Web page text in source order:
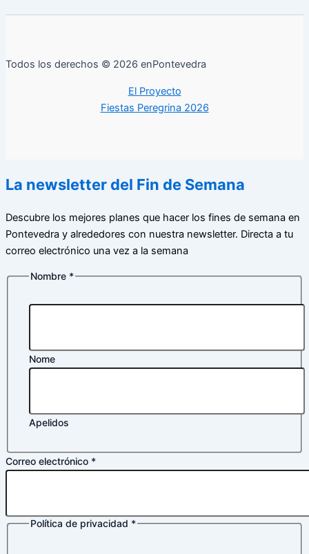
Todos los derechos © 2026 enPontevedra
El Proyecto
Fiestas Peregrina 2026
La newsletter del Fin de Semana
Descubre los mejores planes que hacer los fines de semana en
Pontevedra y alrededores con nuestra newsletter. Directa a tu
correo electrónico una vez a la semana
Nombre *
Nome
Apelidos
Correo
Correo electrónico *
Política de privacidad *